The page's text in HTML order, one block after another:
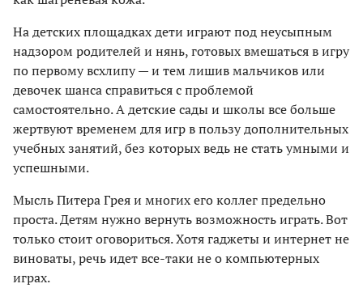
На детских площадках дети играют под неусыпным
надзором родителей и нянь, готовых вмешаться в игру
по первому всхлипу — и тем лишив мальчиков или
девочек шанса справиться с проблемой
самостоятельно. А детские сады и школы все больше
жертвуют временем для игр в пользу дополнительных
учебных занятий, без которых ведь не стать умными и
успешными.
Мысль Питера Грея и многих его коллег предельно
проста. Детям нужно вернуть возможность играть. Вот
только стоит оговориться. Хотя гаджеты и интернет не
виноваты, речь идет все-таки не о компьютерных
играх.